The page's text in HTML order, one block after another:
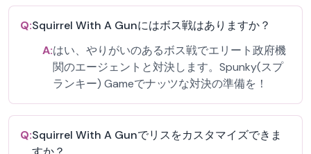
Q:Squirrel With A Gunにはボス戦はありますか？
A:はい、やりがいのあるボス戦でエリート政府機
関のエージェントと対決します。Spunky(スプ
ランキー) Gameでナッツな対決の準備を！
Q:Squirrel With A Gunでリスをカスタマイズできま